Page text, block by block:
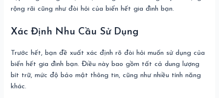
rộng rãi cũng như đòi hỏi của biển hết gia đình bạn.
Xác Định Nhu Cầu Sử Dụng
Trước hết, bạn đề xuất xác định rõ đòi hỏi muốn sử dụng của
biển hết gia đình bạn. Điều này bao gồm tất cả dung lượng
bít trữ, mức độ bảo mật thông tin, cũng như nhiều tính năng
khác.